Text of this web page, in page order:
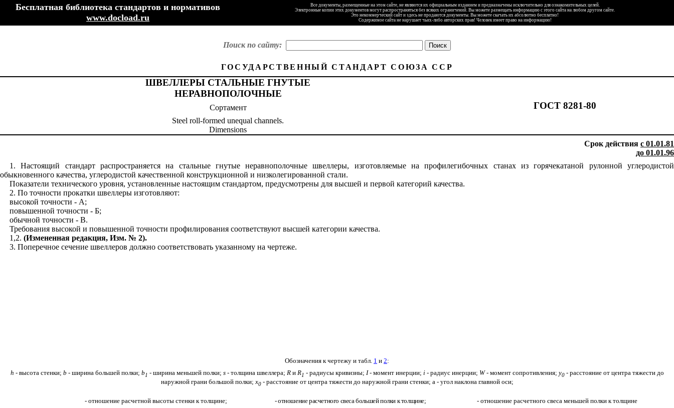
Бесплатная библиотека стандартов и нормативов
www.docload.ru
Все документы, размещенные на этом сайте, не являются их официальным изданием и предназначены исключительно для ознакомительных целей.
Электронные копии этих документов могут распространяться без всяких ограничений. Вы можете размещать информацию с этого сайта на любом другом сайте.
Это некоммерческий сайт и здесь не продаются документы. Вы можете скачать их абсолютно бесплатно!
Содержимое сайта не нарушает чьих-либо авторских прав! Человек имеет право на информацию!
Поиск по сайту:
ГОСУДАРСТВЕННЫЙ СТАНДАРТ СОЮЗА ССР
ШВЕЛЛЕРЫ СТАЛЬНЫЕ ГНУТЫЕ
ГОСТ 8281-80
НЕРАВНОПОЛОЧНЫЕ
Сортамент
Steel roll-formed unequal channels.
Dimensions
Срок действия с 01.01.81
до 01.01.96
1. Настоящий стандарт распространяется на стальные гнутые неравнополочные швеллеры, изготовляемые на профилегибочных станах из горячекатаной рулонной углеродистой
обыкновенного качества, углеродистой качественной конструкционной и низколегированной стали.
Показатели технического уровня, установленные настоящим стандартом, предусмотрены для высшей и первой категорий качества.
2. По точности прокатки швеллеры изготовляют:
высокой точности - А;
повышенной точности - Б;
обычной точности - В.
Требования высокой и повышенной точности профилирования соответствуют высшей категории качества.
1,2. (Измененная редакция, Изм. № 2).
3. Поперечное сечение швеллеров должно соответствовать указанному на чертеже.
Обозначения к чертежу и табл. 1 и 2:
h - высота стенки; b - ширина большей полки; b1 - ширина меньшей полки; s- толщина швеллера; R и R1 -радиусы кривизны; I- момент инерции; i- радиус инерции; W-момент сопротивления; у0- расстояние от центра тяжести до
наружной грани большой полки; x0- расстояние от центра тяжести до наружной грани стенки; a - угол наклона главной оси;
- отношение расчетной высоты стенки к толщине; - отношение расчетного свеса большей полки к толщине; - отношение расчетного свеса меньшей полки к толщине